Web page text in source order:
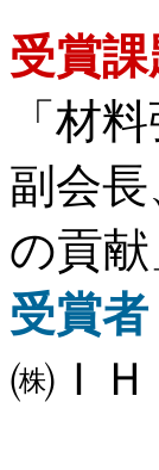
受賞課
「材
副会
の貢献
受賞者
㈱Ｉ